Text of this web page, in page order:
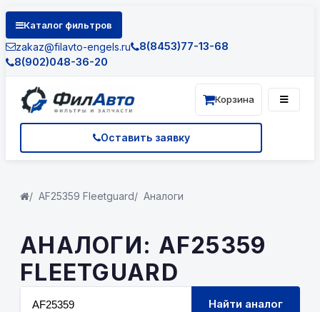
Каталог фильтров
zakaz@filavto-engels.ru
8(8453)77-13-68
8(902)048-36-20
Оставить заявку
Корзина
AF25359 Fleetguard Аналоги
АНАЛОГИ: AF25359
FLEETGUARD
Найти аналог